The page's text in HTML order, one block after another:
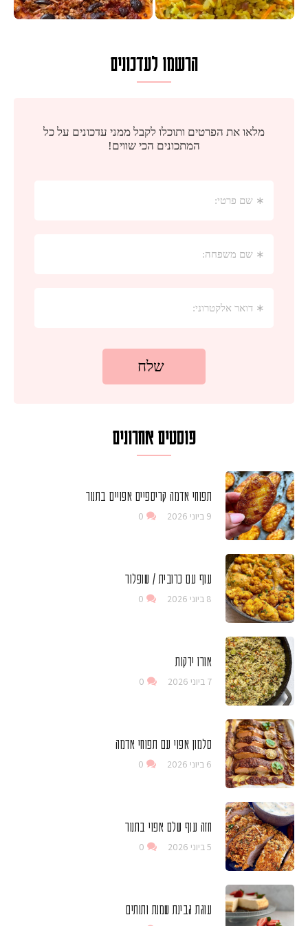
הרשמו לעדכונים
פוסטים אחרונים
תפוחי אדמה קריספיים אפויים בתנור
9 ביוני 2026 0
עוף עם כרובית / שופלור
8 ביוני 2026 0
אורז ירקות
7 ביוני 2026 0
סלמון אפוי עם תפוחי אדמה
6 ביוני 2026 0
חזה עוף שלם אפוי בתנור
5 ביוני 2026 0
עוגת גבינת שמנת ותותים